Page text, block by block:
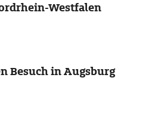
Westfalen
Besuch in Augsburg